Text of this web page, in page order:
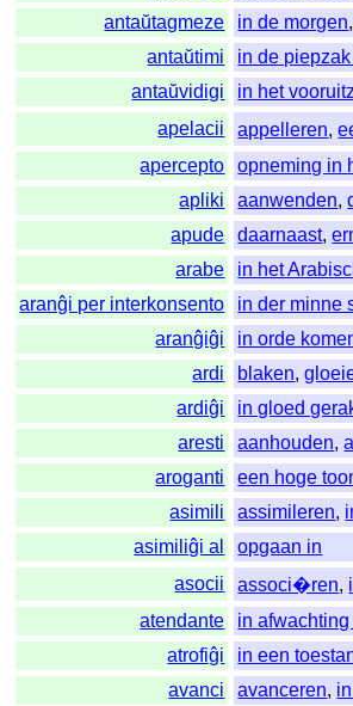
antaŭtagmeze
in de morgen
antaŭtimi
in de
antaŭvidigi
in het
apelacii
appelleren,
apercepto
opneming in
apliki
aanwenden,
apude
daarnaast,
arabe
in het
aranĝi per interkonsento
in der minne
aranĝiĝi
in orde
ardi
blaken,
ardiĝi
in gloed
aresti
aanhouden,
aroganti
een hoge
asimili
assimileren,
asimiliĝi al
opgaan in
asocii
associ�ren,
atendante
in afwachting
atrofiĝi
in een
avanci
avanceren,